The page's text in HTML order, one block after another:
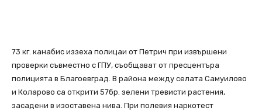
73 кг. канабис иззеха полицаи от Петрич при извършени
проверки съвместно с ГПУ, съобщават от пресцентъра
полицията в Благоевград. В района между селата Самуилово
и Коларово са открити 57бр. зелени тревисти растения,
засадени в изоставена нива. При полевия наркотест